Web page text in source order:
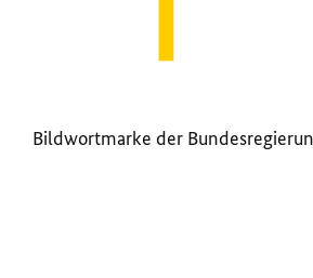
Bildwortmarke der